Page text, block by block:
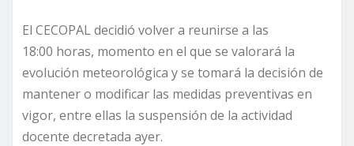
El CECOPAL decidió volver a reunirse a las
18:00 horas, momento en el que se valorará la
evolución meteorológica y se tomará la decisión de
mantener o modificar las medidas preventivas en
vigor, entre ellas la suspensión de la actividad
docente decretada ayer.